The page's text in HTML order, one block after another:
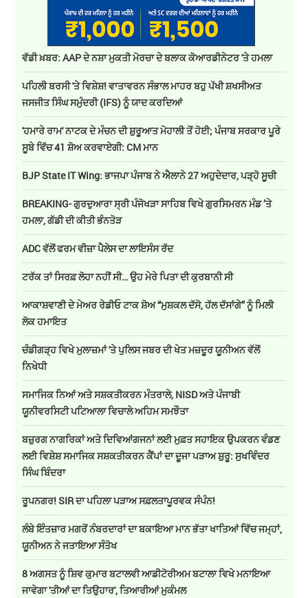
ਵੱਡੀ ਖ਼ਬਰ: AAP ਦੇ ਨਸ਼ਾ ਮੁਕਤੀ ਮੋਰਚਾ ਦੇ ਬਲਾਕ ਕੋਆਰਡੀਨੇਟਰ 'ਤੇ ਹਮਲਾ
ਪਹਿਲੀ ਬਰਸੀ 'ਤੇ ਵਿਸ਼ੇਸ਼! ਵਾਤਾਵਰਨ ਸੰਭਾਲ ਮਾਹਰ ਬਹੁ ਪੱਖੀ ਸ਼ਖਸੀਅਤ
ਜਸਜੀਤ ਸਿੰਘ ਸਮੁੰਦਰੀ (IFS) ਨੂੰ ਯਾਦ ਕਰਦਿਆਂ
'ਹਮਾਰੇ ਰਾਮ' ਨਾਟਕ ਦੇ ਮੰਚਨ ਦੀ ਸ਼ੁਰੂਆਤ ਮੋਹਾਲੀ ਤੋਂ ਹੋਈ; ਪੰਜਾਬ ਸਰਕਾਰ ਪੂਰੇ
ਸੂਬੇ ਵਿੱਚ 41 ਸ਼ੋਅ ਕਰਵਾਏਗੀ: CM ਮਾਨ
BJP State IT Wing: ਭਾਜਪਾ ਪੰਜਾਬ ਨੇ ਐਲਾਨੇ 27 ਅਹੁਦੇਦਾਰ, ਪੜ੍ਹੋ ਸੂਚੀ
BREAKING- ਗੁਰਦੁਆਰਾ ਸ੍ਰੀ ਪੰਜੋਖੜਾ ਸਾਹਿਬ ਵਿਖੇ ਗੁਰਸਿਮਰਨ ਮੰਡ ’ਤੇ
ਹਮਲਾ, ਗੱਡੀ ਦੀ ਕੀਤੀ ਭੰਨਤੋੜ
ADC ਵੱਲੋਂ ਫਰਮ ਵੀਜ਼ਾ ਪੈਲੇਸ ਦਾ ਲਾਇਸੰਸ ਰੱਦ
ਟਰੱਕ ਤਾਂ ਸਿਰਫ਼ ਲੋਹਾ ਨਹੀਂ ਸੀ… ਉਹ ਮੇਰੇ ਪਿਤਾ ਦੀ ਕੁਰਬਾਨੀ ਸੀ
ਆਕਾਸ਼ਵਾਣੀ ਦੇ ਮੇਅਰ ਰੇਡੀਓ ਟਾਕ ਸ਼ੋਅ “ਮੁਸ਼ਕਲ ਦੱਸੋ, ਹੱਲ ਦੱਸਾਂਗੇ” ਨੂੰ ਮਿਲੀ
ਲੋਕ ਹਮਾਇਤ
ਚੰਡੀਗੜ੍ਹ ਵਿਖੇ ਮੁਲਾਜ਼ਮਾਂ 'ਤੇ ਪੁਲਿਸ ਜਬਰ ਦੀ ਖੇਤ ਮਜ਼ਦੂਰ ਯੂਨੀਅਨ ਵੱਲੋਂ
ਨਿਖੇਧੀ
ਸਮਾਜਿਕ ਨਿਆਂ ਅਤੇ ਸਸ਼ਕਤੀਕਰਨ ਮੰਤਰਾਲੇ, NISD ਅਤੇ ਪੰਜਾਬੀ
ਯੂਨੀਵਰਸਿਟੀ ਪਟਿਆਲਾ ਵਿਚਾਲੇ ਅਹਿਮ ਸਮਝੌਤਾ
ਬਜ਼ੁਰਗ ਨਾਗਰਿਕਾਂ ਅਤੇ ਦਿਵਿਆਂਗਜਨਾਂ ਲਈ ਮੁਫ਼ਤ ਸਹਾਇਕ ਉਪਕਰਨ ਵੰਡਣ
ਲਈ ਵਿਸ਼ੇਸ਼ ਸਮਾਜਿਕ ਸਸ਼ਕਤੀਕਰਨ ਕੈਂਪਾਂ ਦਾ ਦੂਜਾ ਪੜਾਅ ਸ਼ੁਰੂ: ਸੁਖਵਿੰਦਰ
ਸਿੰਘ ਬਿੰਦਰਾ
ਰੂਪਨਗਰ! SIR ਦਾ ਪਹਿਲਾ ਪੜਾਅ ਸਫ਼ਲਤਾਪੂਰਵਕ ਸੰਪੰਨ!
ਲੰਬੇ ਇੰਤਜ਼ਾਰ ਮਗਰੋਂ ਨੰਬਰਦਾਰਾਂ ਦਾ ਬਕਾਇਆ ਮਾਨ ਭੱਤਾ ਖਾਤਿਆਂ ਵਿੱਚ ਜਮ੍ਹਾਂ,
ਯੂਨੀਅਨ ਨੇ ਜਤਾਇਆ ਸੰਤੋਖ
8 ਅਗਸਤ ਨੂੰ ਸ਼ਿਵ ਕੁਮਾਰ ਬਟਾਲਵੀ ਆਡੀਟੋਰੀਅਮ ਬਟਾਲਾ ਵਿਖੇ ਮਨਾਇਆ
ਜਾਵੇਗਾ 'ਤੀਆਂ ਦਾ ਤਿਉਹਾਰ', ਤਿਆਰੀਆਂ ਮੁਕੰਮਲ